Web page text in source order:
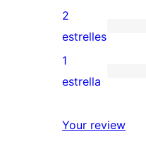
4
estrelles
valoracions
de
3
estrelles
0
valoracions
de
estrelles
2
estrelles
0
de
1
estrella
Your review